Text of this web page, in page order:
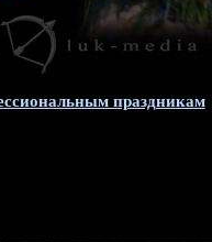
праздникам